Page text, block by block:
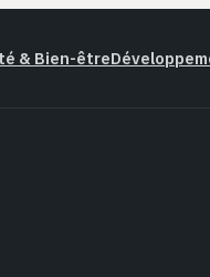
& Bien-être